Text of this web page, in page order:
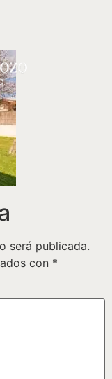
será publicada.
con *